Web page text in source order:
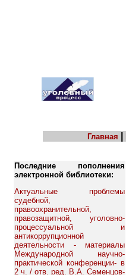
Главная
Последние пополнения
электронной библиотеки:
Актуальные проблемы
судебной,
правоохранительной,
правозащитной, уголовно-
процессуальной и
антикоррупционной
деятельности - материалы
Международной научно-
практической конференции- в
2 ч. / отв. ред. В.А. Семенцов-